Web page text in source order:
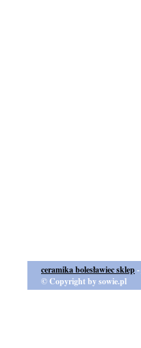
ceramika bolesławiec sklep-
© Copyright by sowie.pl